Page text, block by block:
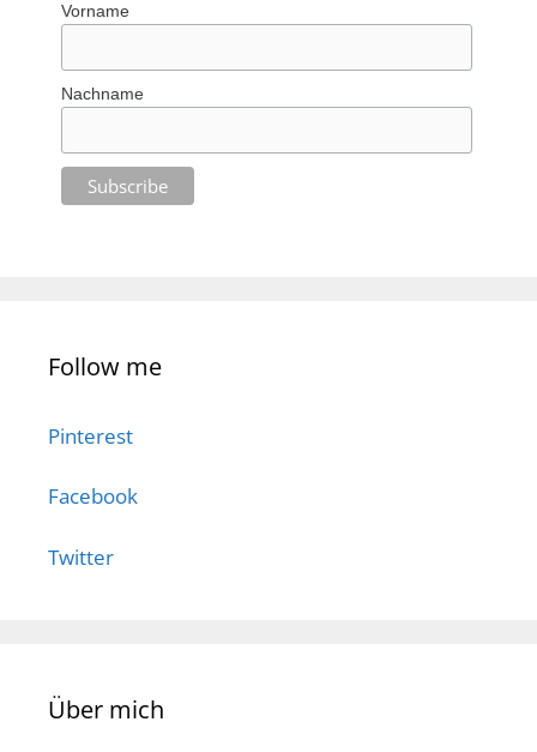
Vorname
Nachname
Follow me
Pinterest
Facebook
Twitter
Über mich